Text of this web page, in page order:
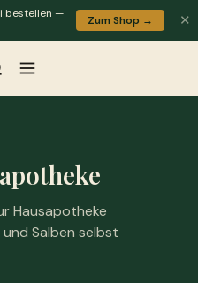
bestellen —
Zum Shop → ✕
Hausapotheke
Salben selbst